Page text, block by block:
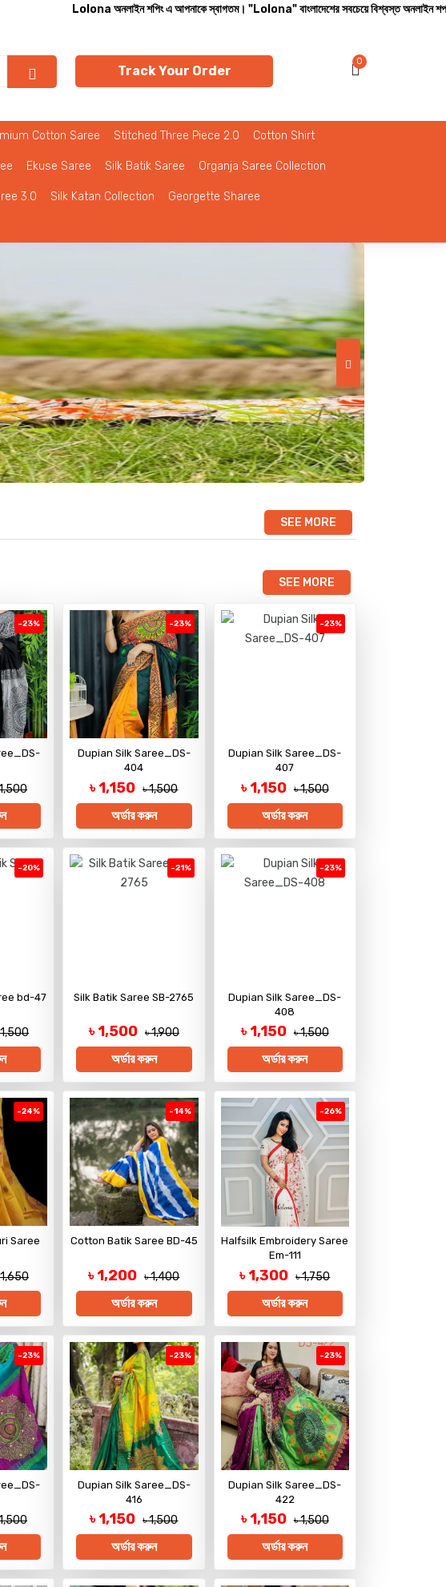
Lolona অনলাইন শপিং এ আপনাকে স্বাগতম। "Lolona" বাংলাদেশের সবচেয়ে বিশ্বস্ত অনলাইন শপ। সারা বাংলাদেশে
Track Your Order
0
Cotton Saree Stitched Three Piece 2.0 Cotton Shirt
Ekuse Saree Silk Batik Saree Organja Saree Collection
3.0 Silk Katan Collection Georgette Sharee
SEE MORE
SEE MORE
-23% -23%
Dupian Silk Saree_DS-
404
৳ 1,150 ৳ 1,500
অর্ডার করুন
-23%
Dupian Silk Saree_DS-
407
৳ 1,150 ৳ 1,500
অর্ডার করুন
-20%
bd-47
1,500
-21%
Silk Batik Saree SB-2765
৳ 1,500 ৳ 1,900
অর্ডার করুন
-23%
Dupian Silk Saree_DS-
408
৳ 1,150 ৳ 1,500
অর্ডার করুন
-24%
Saree
1,650
-14%
Cotton Batik Saree BD-45
৳ 1,200 ৳ 1,400
অর্ডার করুন
-26%
Halfsilk Embroidery Saree
Em-111
৳ 1,300 ৳ 1,750
অর্ডার করুন
-23% -23%
Dupian Silk Saree_DS-
416
৳ 1,150 ৳ 1,500
অর্ডার করুন
-23%
Dupian Silk Saree_DS-
422
৳ 1,150 ৳ 1,500
অর্ডার করুন